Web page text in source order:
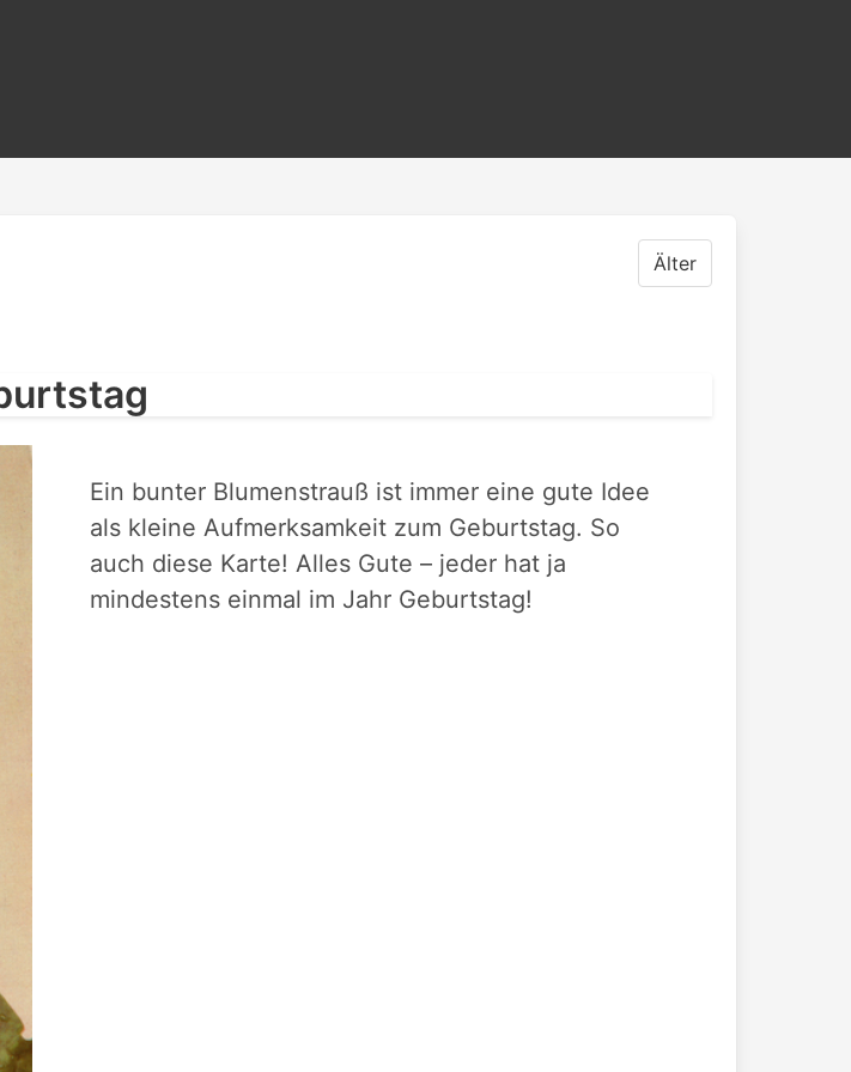
Älter
Ein bunter Blumenstrauß ist immer eine gute Idee
als kleine Aufmerksamkeit zum Geburtstag. So
auch diese Karte! Alles Gute – jeder hat ja
mindestens einmal im Jahr Geburtstag!